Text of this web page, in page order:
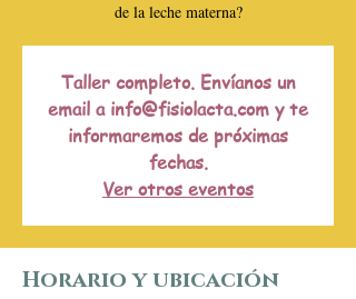
de la leche materna?
Taller completo. Envíanos un
email a info@fisiolacta.com y te
informaremos de próximas
fechas.
Ver otros eventos
Horario y ubicación